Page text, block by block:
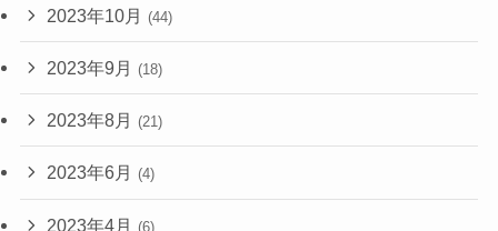
2023年10月 (44)
2023年9月 (18)
2023年8月 (21)
2023年6月 (4)
2023年4月 (6)